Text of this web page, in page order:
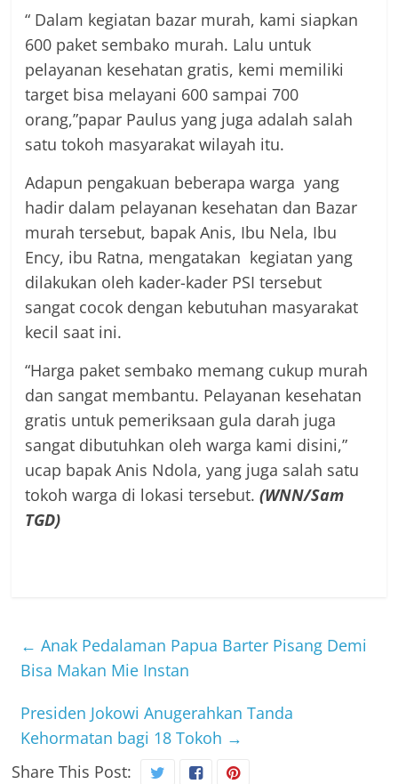
“ Dalam kegiatan bazar murah, kami siapkan
600 paket sembako murah. Lalu untuk
pelayanan kesehatan gratis, kemi memiliki
target bisa melayani 600 sampai 700
orang,”papar Paulus yang juga adalah salah
satu tokoh masyarakat wilayah itu.
Adapun pengakuan beberapa warga yang
hadir dalam pelayanan kesehatan dan Bazar
murah tersebut, bapak Anis, Ibu Nela, Ibu
Ency, ibu Ratna, mengatakan kegiatan yang
dilakukan oleh kader-kader PSI tersebut
sangat cocok dengan kebutuhan masyarakat
kecil saat ini.
“Harga paket sembako memang cukup murah
dan sangat membantu. Pelayanan kesehatan
gratis untuk pemeriksaan gula darah juga
sangat dibutuhkan oleh warga kami disini,”
ucap bapak Anis Ndola, yang juga salah satu
tokoh warga di lokasi tersebut.(WNN/Sam
TGD)
← Anak Pedalaman Papua Barter Pisang Demi
Bisa Makan Mie Instan
Presiden Jokowi Anugerahkan Tanda
Kehormatan bagi 18 Tokoh →
Share This Post: